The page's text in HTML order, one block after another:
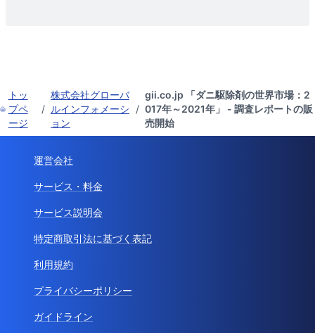
トッ
プペ
ージ
/
株式会社グローバ
ルインフォメーシ
ョン
/
gii.co.jp 「ダニ駆除剤の世界市場：2
017年～2021年」 - 調査レポートの販
売開始
運営会社
サービス・料金
サービス説明会
特定商取引法に基づく表記
利用規約
プライバシーポリシー
ガイドライン